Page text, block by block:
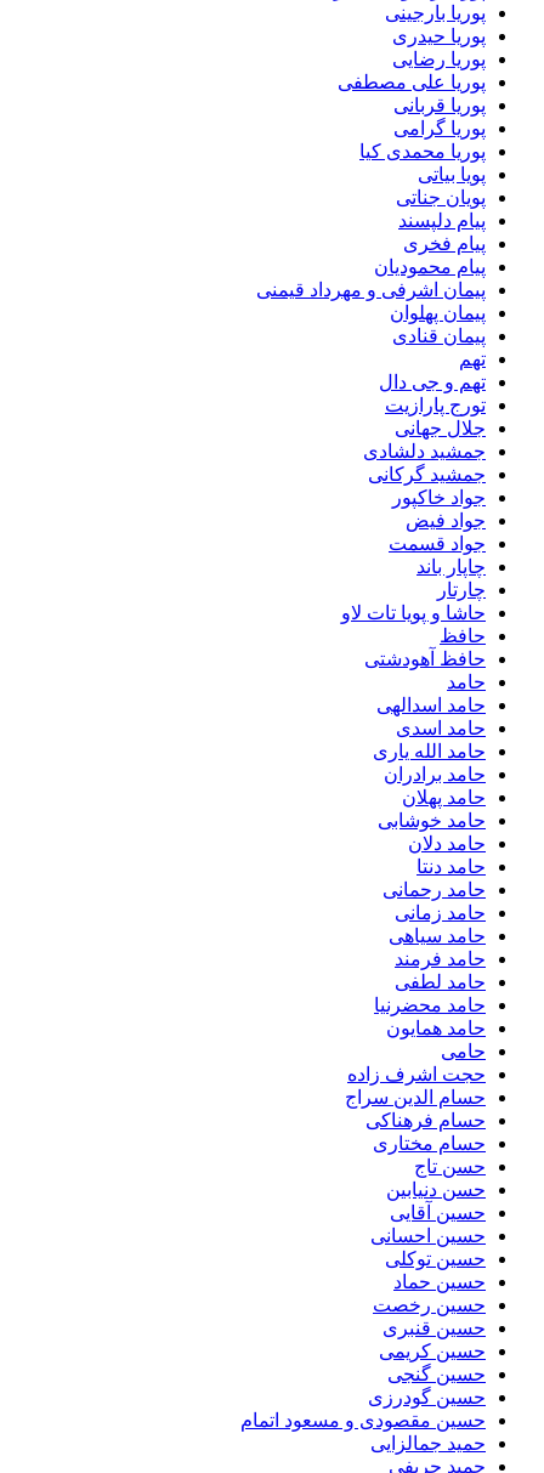
پوریا بارجینی
پوریا حیدری
پوریا رضایی
پوریا علی مصطفی
پوریا قربانی
پوریا گرامی
پوریا محمدی کیا
پویا بیاتی
پویان جناتی
پیام دلپسند
پیام فخری
پیام محمودیان
پیمان اشرفی و مهرداد قیمنی
پیمان پهلوان
پیمان قنادی
تهم
تهم و جی دال
تورج پارازیت
جلال جهانی
جمشید دلشادی
جمشید گرکانی
جواد خاکپور
جواد فیض
جواد قسمت
چاپار باند
چارتار
حاشا و پویا تات لاو
حافظ
حافظ آهودشتی
حامد
حامد اسدالهی
حامد اسدی
حامد الله یاری
حامد برادران
حامد پهلان
حامد خوشابی
حامد دلان
حامد دنتا
حامد رحمانی
حامد زمانی
حامد سیاهی
حامد فرمند
حامد لطفی
حامد محضرنیا
حامد همایون
حامی
حجت اشرف زاده
حسام الدین سراج
حسام فرهناکی
حسام مختاری
حسن تاج
حسن دنیابین
حسین آقایی
حسین احسانی
حسین توکلی
حسین حماد
حسین رخصت
حسین قنبری
حسین کریمی
حسین گنجی
حسین گودرزی
حسین مقصودی و مسعود اتمام
حمید جمالزایی
حمید حریفی